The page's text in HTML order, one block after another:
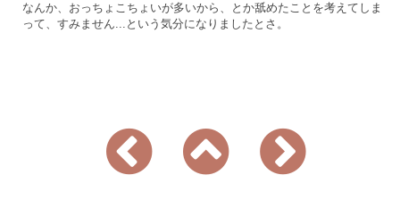
なんか、おっちょこちょいが多いから、とか舐めたことを考えてしま
って、すみません...という気分になりましたとさ。